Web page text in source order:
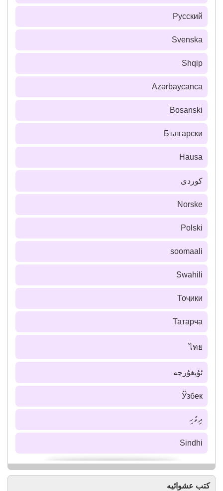
Русский
Svenska
Shqip
Azərbaycanca
Bosanski
Български
Hausa
كوردی
Norske
Polski
soomaali
Swahili
Тоҷики
Татарча
ไทย
ئۇيغۇرچە
Ўзбек
ދިވެހި
Sindhi
كتب عشوائيه